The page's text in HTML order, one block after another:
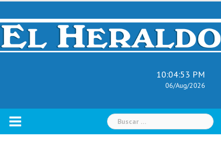
Skip
content
10:04:54 PM
06/Aug/2026
Buscar: